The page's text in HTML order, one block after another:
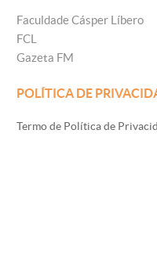
Faculdade Cásper Líbero
FCL
Gazeta FM
POLÍTICA DE
Termo de Política de